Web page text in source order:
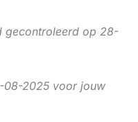
gecontroleerd op 28-
2025 voor jouw